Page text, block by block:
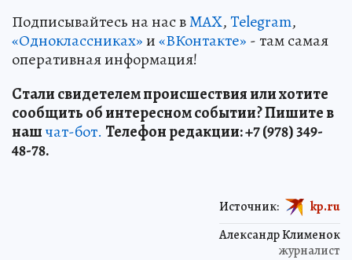
Подписывайтесь на нас вMAX,Telegram,
«Одноклассниках»и«ВКонтакте» - там самая
оперативная информация!
Стали свидетелем происшествия или хотите
сообщить об интересном событии? Пишите в
нашчат-бот. Телефон редакции: +7 (978) 349-
48-78.
Александр Клименок
журналист
Источник: kp.ru